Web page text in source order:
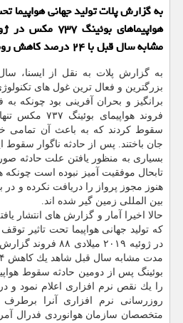
به گزارش پلات تولید جهانی هواپیما
مشابه سال قبل با ۲۴ درصد كاهش روبرو شده است.
به گزارش پلات به نقل از ایسنا،
بزرگترین و فعال ترین غول های
برانگیز و بحران آفرینی بود چونكه
فروند هواپیمای
سقوط كردند كه به باعث آن تمامی
جان باختند. پس از حادثه ناگوار سقوط
بسیاری به منظور یافتن علت حادثه
هنوز مجوز پرواز را دریافت نكرده و در بالغ بر ۱۰۰
بین المللی زمین گیر شده اند.
حالا اخیرا آمار و گزارش های انتشار
در ژوئیه ۲۰۱۹
مدت مشابه سال قبل شاهد یك كاهش ۲۴ درصدی بوده است.
را یك نقص نرم افزاری اعلام نمود و
روزرسانی نرم افزاری آنرا برطرف
متخصصان سازمان هوانوردی فدرال